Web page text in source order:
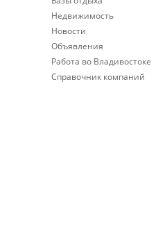
Недвижимость
Новости
Объявления
Работа во Владивостоке
Справочник компаний